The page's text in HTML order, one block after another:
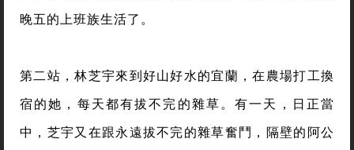
晚五的上班族生活了。
第二站，林芝宇來到好山好水的宜蘭，在農場打工換
宿的她，每天都有拔不完的雜草。有一天，日正當
中，芝宇又在跟永遠拔不完的雜草奮鬥，隔壁的阿公